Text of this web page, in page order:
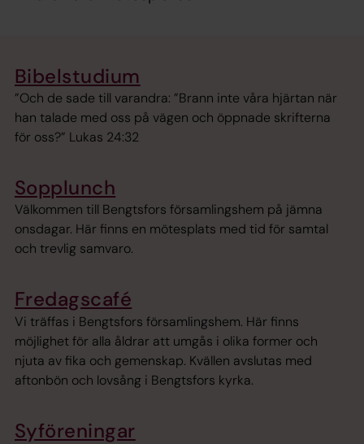
Bibelstudium
”Och de sade till varandra: ”Brann inte våra hjärtan när
han talade med oss på vägen och öppnade skrifterna
för oss?” Lukas 24:32
Sopplunch
Välkommen till Bengtsfors församlingshem på jämna
onsdagar. Här finns en mötesplats med tid för samtal
och trevlig samvaro.
Fredagscafé
Vi träffas i Bengtsfors församlingshem. Här finns
möjlighet för alla åldrar att umgås i olika former och
njuta av fika och gemenskap. Kvällen avslutas med
aftonbön och lovsång i Bengtsfors kyrka.
Syföreningar